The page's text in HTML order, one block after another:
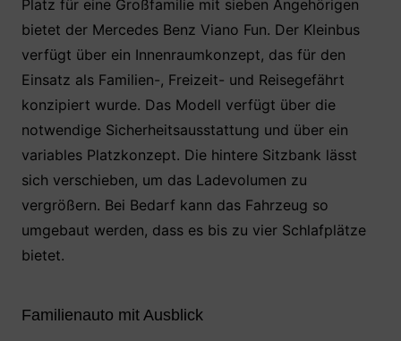
Platz für eine Großfamilie mit sieben Angehörigen
bietet der Mercedes Benz Viano Fun. Der Kleinbus
verfügt über ein Innenraumkonzept, das für den
Einsatz als Familien-, Freizeit- und Reisegefährt
konzipiert wurde. Das Modell verfügt über die
notwendige Sicherheitsausstattung und über ein
variables Platzkonzept. Die hintere Sitzbank lässt
sich verschieben, um das Ladevolumen zu
vergrößern. Bei Bedarf kann das Fahrzeug so
umgebaut werden, dass es bis zu vier Schlafplätze
bietet.
Familienauto mit Ausblick